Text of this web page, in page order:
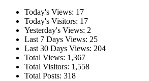
Today's Views: 17
Today's Visitors: 17
Yesterday's Views: 2
Last 7 Days Views: 25
Last 30 Days Views: 204
Total Views: 1,367
Total Visitors: 1,558
Total Posts: 318